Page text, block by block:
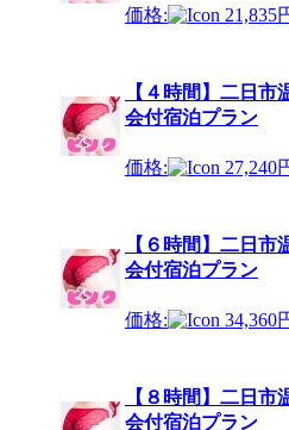
価格: 21,835
【４時間】二日
会付宿泊プラン
価格: 27,240
【６時間】二日
会付宿泊プラン
価格: 34,360
【８時間】二日
会付宿泊プラン